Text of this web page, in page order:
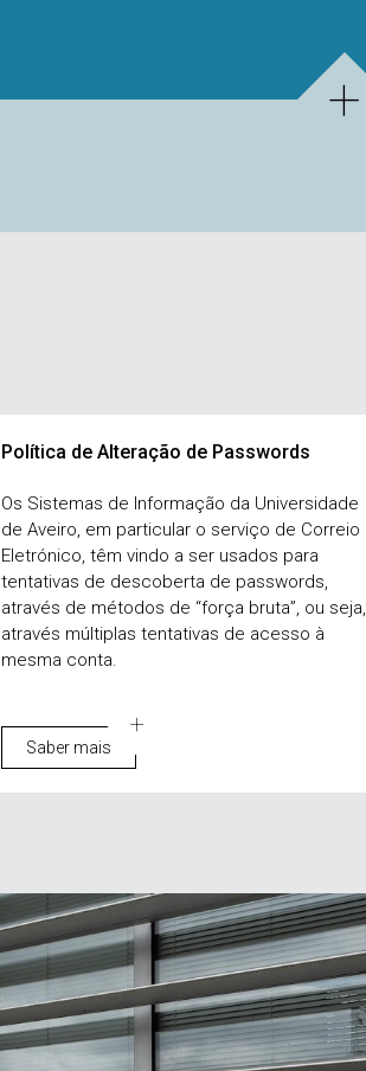
Política de Alteração de Passwords
Os Sistemas de Informação da Universidade
de Aveiro, em particular o serviço de Correio
Eletrónico, têm vindo a ser usados para
tentativas de descoberta de passwords,
através de métodos de “força bruta”, ou seja,
através múltiplas tentativas de acesso à
mesma conta.
Saber mais